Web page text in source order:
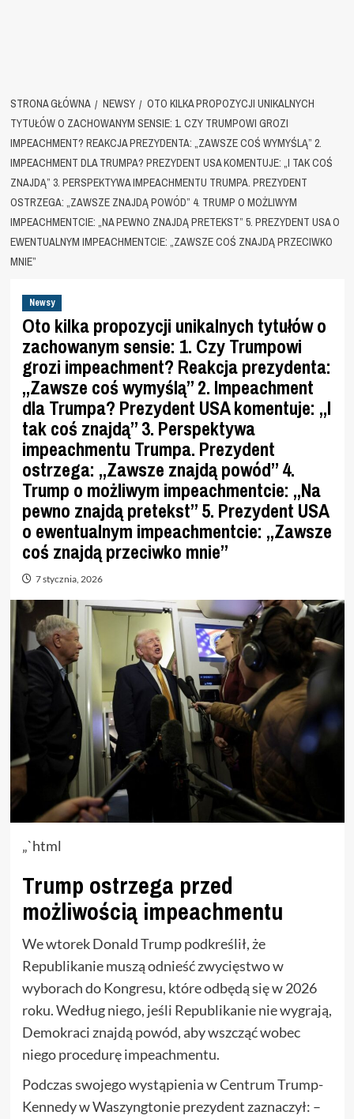
STRONA GŁÓWNA NEWSY
OTO KILKA PROPOZYCJI UNIKALNYCH
TYTUŁÓW O ZACHOWANYM SENSIE: 1. CZY TRUMPOWI GROZI
IMPEACHMENT? REAKCJA PREZYDENTA: „ZAWSZE COŚ WYMYŚLĄ” 2.
IMPEACHMENT DLA TRUMPA? PREZYDENT USA KOMENTUJE: „I TAK COŚ
ZNAJDĄ” 3. PERSPEKTYWA IMPEACHMENTU TRUMPA. PREZYDENT
OSTRZEGA: „ZAWSZE ZNAJDĄ POWÓD” 4. TRUMP O MOŻLIWYM
IMPEACHMENTCIE: „NA PEWNO ZNAJDĄ PRETEKST” 5. PREZYDENT USA O
EWENTUALNYM IMPEACHMENTCIE: „ZAWSZE COŚ ZNAJDĄ PRZECIWKO
MNIE”
Newsy
Oto kilka propozycji unikalnych tytułów o
zachowanym sensie: 1. Czy Trumpowi
grozi impeachment? Reakcja prezydenta:
„Zawsze coś wymyślą” 2. Impeachment
dla Trumpa? Prezydent USA komentuje: „I
tak coś znajdą” 3. Perspektywa
impeachmentu Trumpa. Prezydent
ostrzega: „Zawsze znajdą powód” 4.
Trump o możliwym impeachmentcie: „Na
pewno znajdą pretekst” 5. Prezydent USA
o ewentualnym impeachmentcie: „Zawsze
coś znajdą przeciwko mnie”
7 stycznia, 2026
„`html
Trump ostrzega przed
możliwością impeachmentu
We wtorek Donald Trump podkreślił, że
Republikanie muszą odnieść zwycięstwo w
wyborach do Kongresu, które odbędą się w 2026
roku. Według niego, jeśli Republikanie nie wygrają,
Demokraci znajdą powód, aby wszcząć wobec
niego procedurę impeachmentu.
Podczas swojego wystąpienia w Centrum Trump-
Kennedy w Waszyngtonie prezydent zaznaczył: –